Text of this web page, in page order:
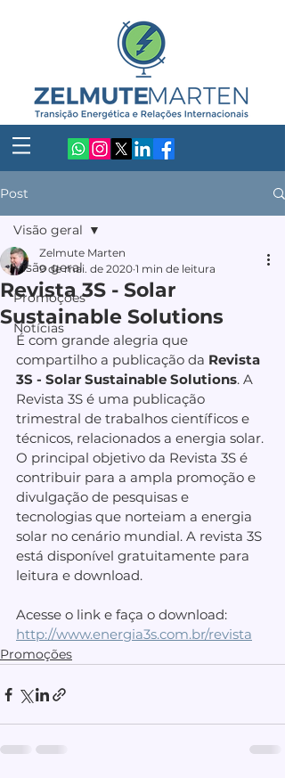
Post
Visão geral
Promoções
Notícias
Visão geral
Revista 3S - Solar
Sustainable Solutions
Zelmute Marten
9 de mai. de 2020 1 min de leitura
É com grande alegria que
compartilho a publicação da Revista
3S - Solar Sustainable Solutions. A
Revista 3S é uma publicação
trimestral de trabalhos científicos e
técnicos, relacionados a energia solar.
O principal objetivo da Revista 3S é
contribuir para a ampla promoção e
divulgação de pesquisas e
tecnologias que norteiam a energia
solar no cenário mundial. A revista 3S
está disponível gratuitamente para
leitura e download.
Acesse o link e faça o download:
http://www.energia3s.com.br/revista
Promoções